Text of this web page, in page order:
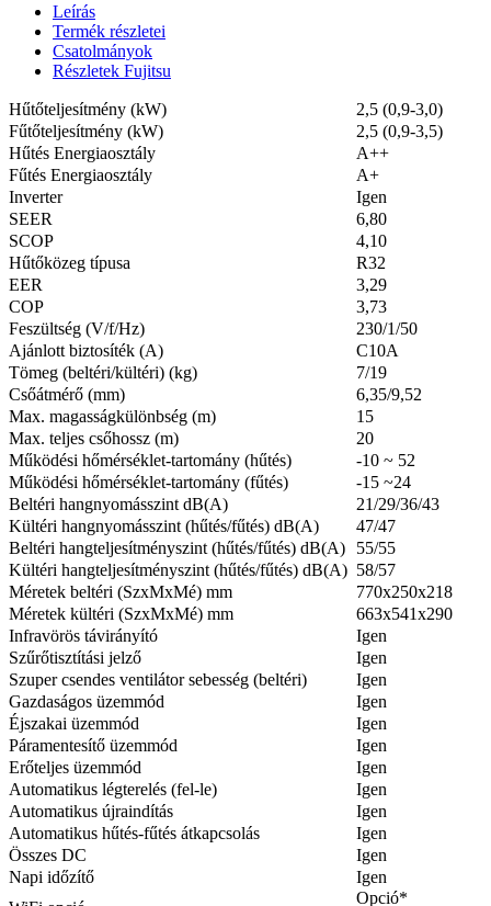
Leírás
Termék részletei
Csatolmányok
Részletek Fujitsu
Hűtőteljesítmény (kW)
2,5 (0,9-3,0)
Fűtőteljesítmény (kW)
2,5 (0,9-3,5)
Hűtés Energiaosztály
A++
Fűtés Energiaosztály
A+
Inverter
Igen
SEER
6,80
SCOP
4,10
Hűtőközeg típusa
R32
EER
3,29
COP
3,73
Feszültség (V/f/Hz)
230/1/50
Ajánlott biztosíték (A)
C10A
Tömeg (beltéri/kültéri) (kg)
7/19
Csőátmérő (mm)
6,35/9,52
Max. magasságkülönbség (m)
15
Max. teljes csőhossz (m)
20
Működési hőmérséklet-tartomány (hűtés)
-10 ~ 52
Működési hőmérséklet-tartomány (fűtés)
-15 ~24
Beltéri hangnyomásszint dB(A)
21/29/36/43
Kültéri hangnyomásszint (hűtés/fűtés) dB(A)
47/47
Beltéri hangteljesítményszint (hűtés/fűtés) dB(A)
55/55
Kültéri hangteljesítményszint (hűtés/fűtés) dB(A) 58/57
Méretek beltéri (SzxMxMé) mm
770x250x218
Méretek kültéri (SzxMxMé) mm
663x541x290
Infravörös távirányító
Igen
Szűrőtisztítási jelző
Igen
Szuper csendes ventilátor sebesség (beltéri)
Igen
Gazdaságos üzemmód
Igen
Éjszakai üzemmód
Igen
Páramentesítő üzemmód
Igen
Erőteljes üzemmód
Igen
Automatikus légterelés (fel-le)
Igen
Automatikus újraindítás
Igen
Automatikus hűtés-fűtés átkapcsolás
Igen
Összes DC
Igen
Napi időzítő
Igen
Opció*